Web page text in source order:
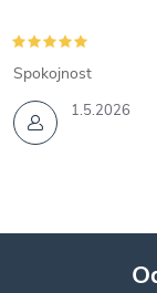
1.5.2026
Spokojnost